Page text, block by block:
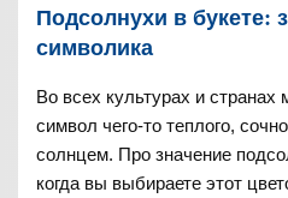
Подсолнухи в букете:
символика
Во всех культурах и
символ чего-то теплого,
солнцем. Про значение
когда вы выбираете этот